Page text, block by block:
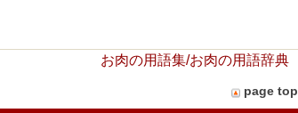
お肉の用語集/お肉の用語辞典
page top